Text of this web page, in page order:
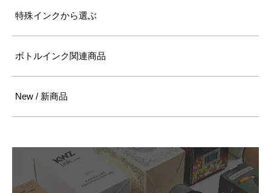
特殊インクから選ぶ
ボトルインク関連商品
New / 新商品